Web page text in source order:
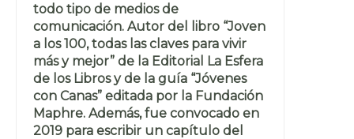
todo tipo de medios de
comunicación. Autor del libro “Joven
a los 100, todas las claves para vivir
más y mejor” de la Editorial La Esfera
de los Libros y de la guía “Jóvenes
con Canas” editada por la Fundación
Maphre. Además, fue convocado en
2019 para escribir un capítulo del